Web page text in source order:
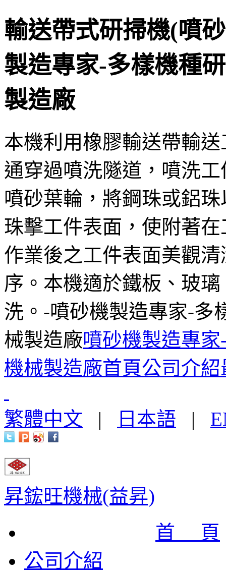
輸送帶式研掃機(噴
製造專家-多樣機種
製造廠
本機利用橡膠輸送帶輸
通穿過噴洗隧道，噴洗
噴砂葉輪，將鋼珠或鋁
珠擊工件表面，使附著
作業後之工件表面美觀
序。本機適於鐵板、玻
洗。-噴砂機製造專家-多
械製造廠噴砂機製造專
機械製造廠首頁公司介紹
繁體中文 | 日本語 |
昇鋐旺機械(益昇)
首 頁
公司介紹